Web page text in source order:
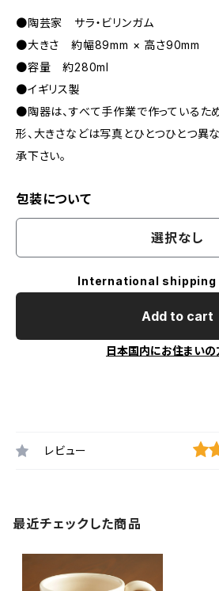
●陶芸家 サラ・ビリンガム
●大きさ 約幅89mm × 高さ90mm
●容量 約280ml
●イギリス製
●陶器は、すべて手作業で作っているた
形、大きさなどは写真とひとつひとつ異
承下さい。
包装について
選択なし
International shipping
Add to cart
日本国内にお住まいの
レビュー
最近チェックした商品